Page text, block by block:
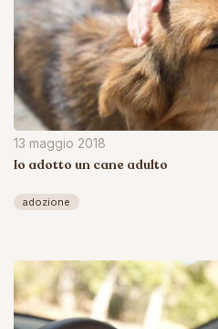
13 maggio 2018
Io adotto un cane adulto
adozione